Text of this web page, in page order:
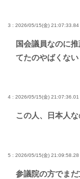
3 : 2026/05/15(金) 21:07:33.84
国会議員なのに
てたのやばくない
4 : 2026/05/15(金) 21:07:36.01
この人、日本人
5 : 2026/05/15(金) 21:09:58.28
参議院の方でま